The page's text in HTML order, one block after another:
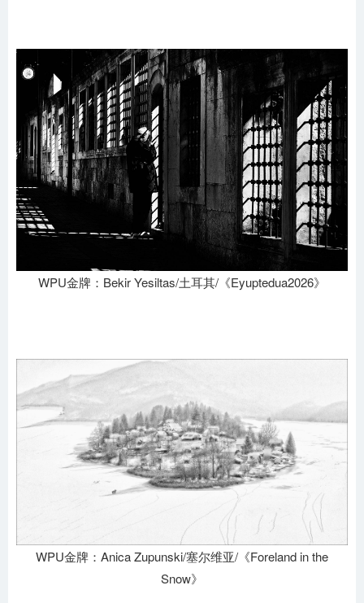
WPU金牌：Bekir Yesiltas/土耳其/《Eyuptedua2026》
WPU金牌：Anica Zupunski/塞尔维亚/《Foreland in the
Snow》